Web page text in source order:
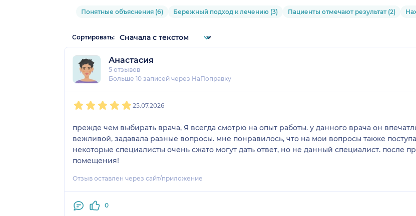
Понятные объяснения (6) Бережный подход к лечению (3) Пациенты отмечают результат (2)
Сортировать:
Анастасия
5 отзывов
Больше 10 записей через НаПоправку
25.07.2026
прежде чем выбирать врача, Я всегда смотрю на опыт работы. у данного врача он
вежливой, задавала разные вопросы. мне понравилось, что на мои вопросы также
некоторые специалисты очень сжато могут дать ответ, но не данный специалист. после
помещения!
Отзыв оставлен через сайт/приложение
0